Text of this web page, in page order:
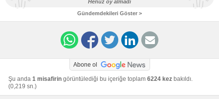
Henüz oy almadı
Gündemdekileri Göster >
Abone ol
Şu anda 1 misafirin görüntülediği bu içeriğe toplam 6224 kez bakıldı.
(0,219 sn.)